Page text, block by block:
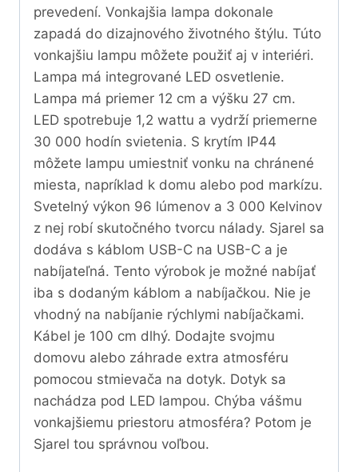
prevedení. Vonkajšia lampa dokonale
zapadá do dizajnového životného štýlu. Túto
vonkajšiu lampu môžete použiť aj v interiéri.
Lampa má integrované LED osvetlenie.
Lampa má priemer 12 cm a výšku 27 cm.
LED spotrebuje 1,2 wattu a vydrží priemerne
30 000 hodín svietenia. S krytím IP44
môžete lampu umiestniť vonku na chránené
miesta, napríklad k domu alebo pod markízu.
Svetelný výkon 96 lúmenov a 3 000 Kelvinov
z nej robí skutočného tvorcu nálady. Sjarel sa
dodáva s káblom USB-C na USB-C a je
nabíjateľná. Tento výrobok je možné nabíjať
iba s dodaným káblom a nabíjačkou. Nie je
vhodný na nabíjanie rýchlymi nabíjačkami.
Kábel je 100 cm dlhý. Dodajte svojmu
domovu alebo záhrade extra atmosféru
pomocou stmievača na dotyk. Dotyk sa
nachádza pod LED lampou. Chýba vášmu
vonkajšiemu priestoru atmosféra? Potom je
Sjarel tou správnou voľbou.